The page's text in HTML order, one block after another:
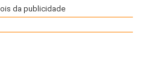
da publicidade